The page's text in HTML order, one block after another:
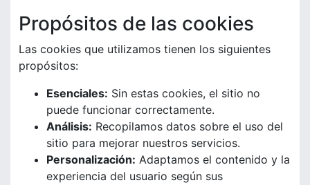
Propósitos de las cookies
Las cookies que utilizamos tienen los siguientes
propósitos:
Esenciales: Sin estas cookies, el sitio no
puede funcionar correctamente.
Análisis: Recopilamos datos sobre el uso del
sitio para mejorar nuestros servicios.
Personalización: Adaptamos el contenido y la
experiencia del usuario según sus